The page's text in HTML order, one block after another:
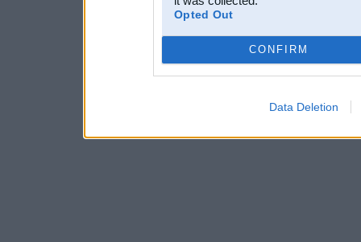
Opted Out
CONFIRM
Data Deletion